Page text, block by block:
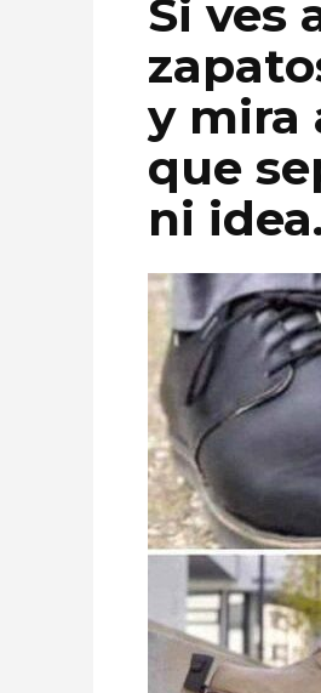
Si ves
y mira
que
ni